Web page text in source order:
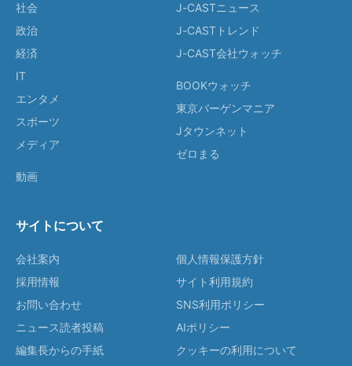
社会
政治
経済
IT
エンタメ
スポーツ
メディア
動画
J-CASTニュース
J-CASTトレンド
J-CAST会社ウォッチ
BOOKウォッチ
東京バーゲンマニア
Jタウンネット
ゼロまる
サイトについて
会社案内
採用情報
お問い合わせ
ニュース読者投稿
編集長からの手紙
個人情報保護方針
サイト利用規約
SNS利用ポリシー
AIポリシー
クッキーの利用について